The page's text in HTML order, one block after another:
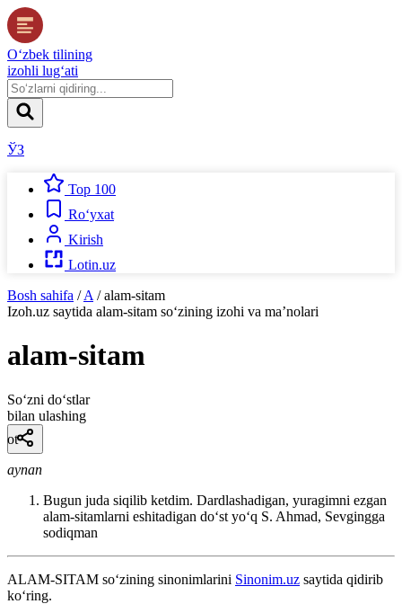
O‘zbek tilining
izohli lug‘ati
ЎЗ
Top 100
Ro‘yxat
Kirish
Lotin.uz
Bosh sahifa / A / alam-sitam
Izoh.uz saytida alam-sitam so‘zining izohi va ma’nolari
alam-sitam
So‘zni do‘stlar
bilan ulashing
ot
aynan
Bugun juda siqilib ketdim. Dardlashadigan, yuragimni ezgan
alam-sitamlarni eshitadigan doʻst yoʻq S. Ahmad, Sevgingga
sodiqman
ALAM-SITAM so‘zining sinonimlarini Sinonim.uz saytida qidirib
ko‘ring.